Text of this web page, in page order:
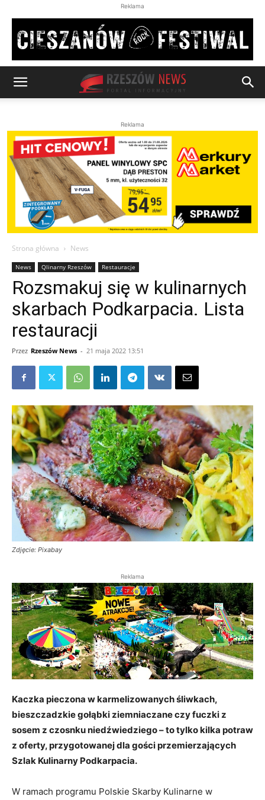
Reklama
Reklama
Strona główna News
News Qlinarny Rzeszów Restauracje
Rozsmakuj się w kulinarnych
skarbach Podkarpacia. Lista
restauracji
Przez Rzeszów News - 21 maja 2022 13:51
Zdjęcie: Pixabay
Reklama
Kaczka pieczona w karmelizowanych śliwkach,
bieszczadzkie gołąbki ziemniaczane czy fuczki z
sosem z czosnku niedźwiedziego – to tylko kilka potraw
z oferty, przygotowanej dla gości przemierzających
Szlak Kulinarny Podkarpacia.
W ramach programu Polskie Skarby Kulinarne w